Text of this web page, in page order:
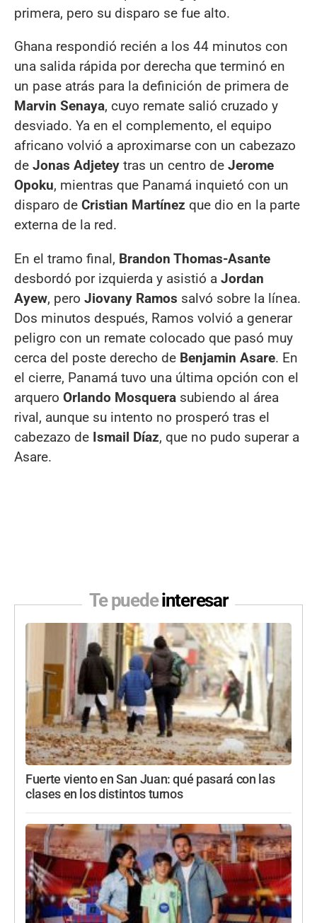
primera, pero su disparo se fue alto.
Ghana respondió recién a los 44 minutos con
una salida rápida por derecha que terminó en
un pase atrás para la definición de primera de
Marvin Senaya, cuyo remate salió cruzado y
desviado. Ya en el complemento, el equipo
africano volvió a aproximarse con un cabezazo
de Jonas Adjetey tras un centro de Jerome
Opoku, mientras que Panamá inquietó con un
disparo de Cristian Martínez que dio en la parte
externa de la red.
En el tramo final, Brandon Thomas-Asante
desbordó por izquierda y asistió a Jordan
Ayew, pero Jiovany Ramos salvó sobre la línea.
Dos minutos después, Ramos volvió a generar
peligro con un remate colocado que pasó muy
cerca del poste derecho de Benjamin Asare. En
el cierre, Panamá tuvo una última opción con el
arquero Orlando Mosquera subiendo al área
rival, aunque su intento no prosperó tras el
cabezazo de Ismail Díaz, que no pudo superar a
Asare.
Te puedeinteresar
Fuerte viento en San Juan: qué pasará con las
clases en los distintos turnos